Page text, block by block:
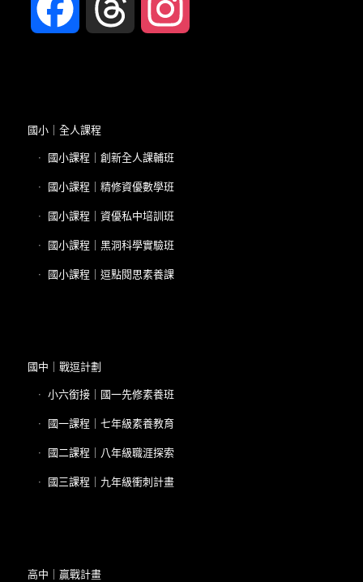
Facebook Threads
國小｜全人課程
國小課程｜創新全人課輔班
國小課程｜精修資優數學班
國小課程｜資優私中培訓班
國小課程｜黑洞科學實驗班
國小課程｜逗點閱思素養課
國中｜戰逗計劃
小六銜接｜國一先修素養班
國一課程｜七年級素養教育
國二課程｜八年級職涯探索
國三課程｜九年級衝刺計畫
高中｜贏戰計畫